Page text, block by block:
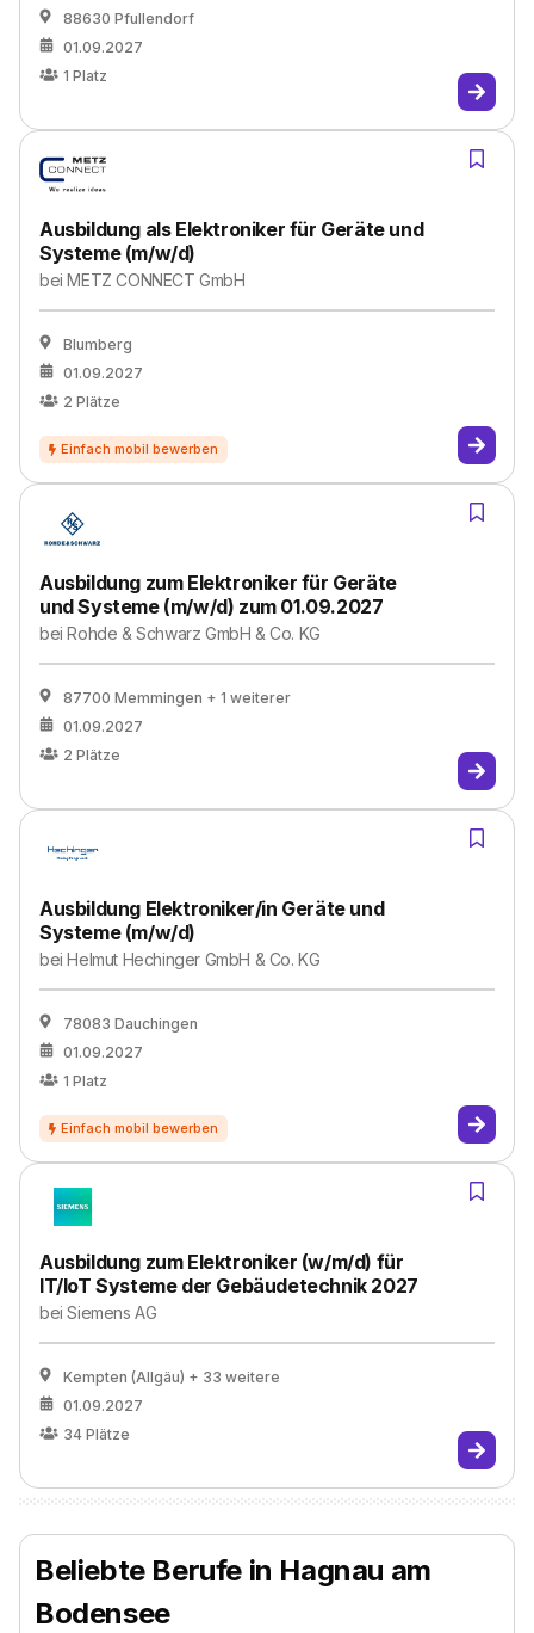
88630 Pfullendorf
01.09.2027
1 Platz
Ausbildung als Elektroniker für Geräte und
Systeme (m/w/d)
beiMETZ CONNECT GmbH
Blumberg
01.09.2027
2 Plätze
Ausbildung zum Elektroniker für Geräte
und Systeme (m/w/d) zum 01.09.2027
beiRohde & Schwarz GmbH & Co. KG
87700 Memmingen + 1 weiterer
01.09.2027
2 Plätze
Ausbildung Elektroniker/in Geräte und
Systeme (m/w/d)
beiHelmut Hechinger GmbH & Co. KG
78083 Dauchingen
01.09.2027
1 Platz
Ausbildung zum Elektroniker (w/m/d) für
IT/IoT Systeme der Gebäudetechnik 2027
beiSiemens AG
Kempten (Allgäu) + 33 weitere
01.09.2027
34 Plätze
Beliebte Berufe in Hagnau am
Bodensee